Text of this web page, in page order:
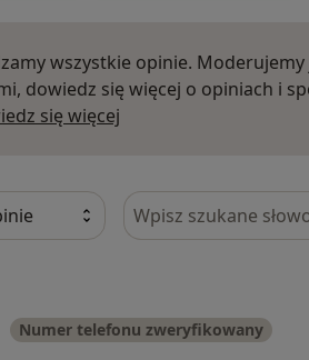
wszystkie opinie.
dowiedz się więcej o opiniach i
się więcej
Szukaj w opiniach
Numer telefonu zweryfikowany